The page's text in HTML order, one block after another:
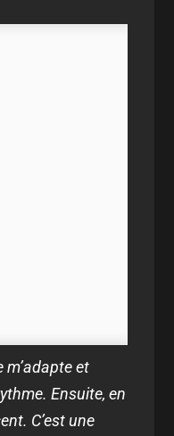
m’adapte et
Ensuite, en
C’est une